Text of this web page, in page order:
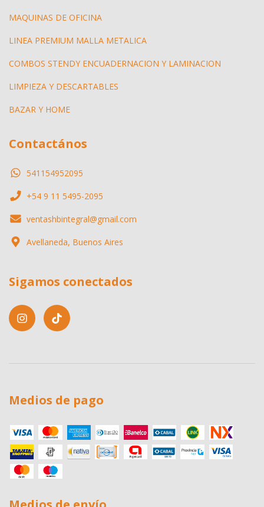
MAQUINAS DE OFICINA
LINEA PREMIUM MALLA METALICA
COMBOS STENDY ENCUADERNACION Y LAMINACION
LIMPIEZA Y DESCARTABLES
BAZAR Y HOME
Contactános
541154952095
+54 9 11 5495-2095
ventashbintegral@gmail.com
Avellaneda, Buenos Aires
Sigamos conectados
Medios de pago